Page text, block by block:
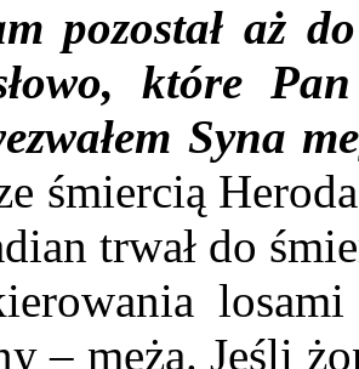
pozostał aż
które
Syna
śmiercią
trwał do
– męża. Jeśli